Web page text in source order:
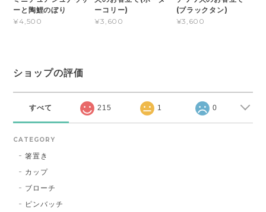
ーと陶鯉のぼり
¥4,500
ーコリー)
¥3,600
(ブラックタン)
¥3,600
ショップの評価
すべて 215 1 0
CATEGORY
箸置き
カップ
ブローチ
ピンバッチ